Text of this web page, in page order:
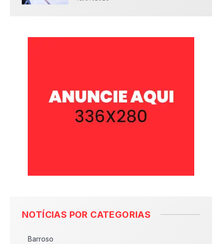
NOTÍCIAS POR CATEGORIAS
Barroso